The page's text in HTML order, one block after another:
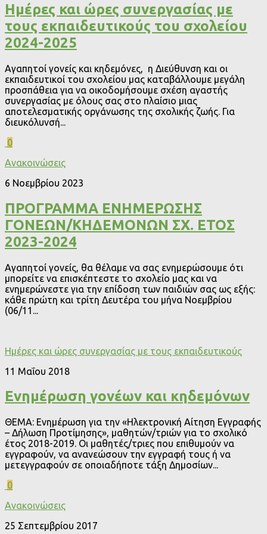
Ημέρες και ώρες συνεργασίας με
τους εκπαιδευτικούς του σχολείου
2024-2025
Αγαπητοί γονείς και κηδεμόνες, η Διεύθυνση και οι
εκπαιδευτικοί του σχολείου μας καταβάλλουμε μεγάλη
προσπάθεια για να οικοδομήσουμε σχέση αγαστής
συνεργασίας με όλους σας στο πλαίσιο μιας
αποτελεσματικής οργάνωσης της σχολικής ζωής. Για
διευκόλυνσή...
0
Ανακοινώσεις
6 Νοεμβρίου 2023
ΠΡΟΓΡΑΜΜΑ ΕΝΗΜΕΡΩΣΗΣ
ΓΟΝΕΩΝ/ΚΗΔΕΜΟΝΩΝ ΣΧ. ΕΤΟΣ
2023-2024
Αγαπητοί γονείς, θα θέλαμε να σας ενημερώσουμε ότι
μπορείτε να επισκέπτεστε το σχολείο μας και να
ενημερώνεστε για την επίδοση των παιδιών σας ως εξής:
κάθε πρώτη και τρίτη Δευτέρα του μήνα Νοεμβρίου
(06/11...
Ημέρες και ώρες συνεργασίας με τους εκπαιδευτικούς
11 Μαΐου 2018
Ενημέρωση γονέων και κηδεμόνων
ΘΕΜΑ: Ενημέρωση για την «Ηλεκτρονική Αίτηση Εγγραφής
– Δήλωση Προτίμησης», μαθητών/τριών για το σχολικό
έτος 2018-2019. Οι μαθητές/τριες που επιθυμούν να
εγγραφούν, να ανανεώσουν την εγγραφή τους ή να
μετεγγραφούν σε οποιαδήποτε τάξη Δημοσίων...
0
Ανακοινώσεις
25 Σεπτεμβρίου 2017